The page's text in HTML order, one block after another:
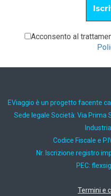
Acconsento al
EViaggio è un progetto facente
Sede legale Società: Via Prima
Codice Fiscale e
Nr. Iscrizione registro
PEC:
Termini e